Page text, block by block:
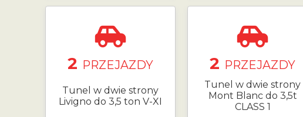
2 PRZEJAZDY
Tunel w dwie strony
Livigno do 3,5 ton V-XI
2 PRZEJAZDY
Tunel w dwie strony
Mont Blanc do 3,5t
CLASS 1